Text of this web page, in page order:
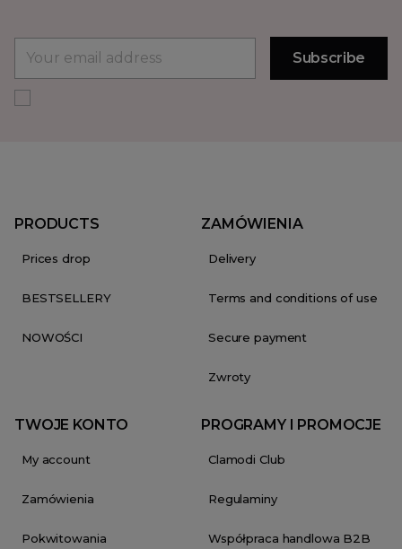
PRODUCTS
Prices drop
BESTSELLERY
NOWOŚCI
ZAMÓWIENIA
Delivery
Terms and conditions of use
Secure payment
Zwroty
TWOJE KONTO
My account
Zamówienia
Pokwitowania
PROGRAMY I PROMOCJE
Clamodi Club
Regulaminy
Współpraca handlowa B2B